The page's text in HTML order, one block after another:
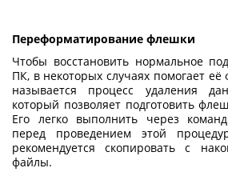
Переформатирование флешки
Чтобы восстановить нормальное
ПК, в некоторых случаях помогает
называется процесс удаления
который позволяет подготовить
Его легко выполнить через
перед проведением этой
рекомендуется скопировать с
файлы.